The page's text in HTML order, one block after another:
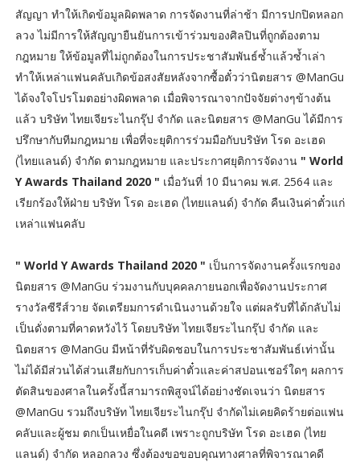
สัญญา ทำให้เกิดข้อมูลผิดพลาด การจัดงานที่ล่าช้า มีการปกปิดหลอก
ลวง ไม่มีการให้สัญญายืนยันการเข้าร่วมของศิลปินที่ถูกต้องตาม
กฎหมาย ให้ข้อมูลที่ไม่ถูกต้องในการประชาสัมพันธ์ซ้ำแล้วซ้ำเล่า
ทำให้เหล่าแฟนคลับเกิดข้อสงสัยหลังจากซื้อตั๋วว่านิตยสาร @ManGu
ได้จงใจโปรโมตอย่างผิดพลาด เมื่อพิจารณาจากปัจจัยต่างๆข้างต้น
แล้ว บริษัท ไทยเจียระไนกรุ๊ป จำกัด และนิตยสาร @ManGu ได้มีการ
ปรึกษากับทีมกฎหมาย เพื่อที่จะยุติการร่วมมือกับบริษัท โรด อะเฮด
(ไทยแลนด์) จำกัด ตามกฎหมาย และประกาศยุติการจัดงาน " World
Y Awards Thailand 2020 " เมื่อวันที่ 10 มีนาคม พ.ศ. 2564 และ
เรียกร้องให้ฝ่าย บริษัท โรด อะเฮด (ไทยแลนด์) จำกัด คืนเงินค่าตั๋วแก่
เหล่าแฟนคลับ
" World Y Awards Thailand 2020 " เป็นการจัดงานครั้งแรกของ
นิตยสาร @ManGu ร่วมงานกับบุคคลภายนอกเพื่อจัดงานประกาศ
รางวัลซีรีส์วาย จัดเตรียมการดำเนินงานด้วยใจ แต่ผลรับที่ได้กลับไม่
เป็นดั่งตามที่คาดหวังไว้ โดยบริษัท ไทยเจียระไนกรุ๊ป จำกัด และ
นิตยสาร @ManGu มีหน้าที่รับผิดชอบในการประชาสัมพันธ์เท่านั้น
ไม่ได้มีส่วนได้ส่วนเสียกับการเก็บค่าตั๋วและค่าสปอนเชอร์ใดๆ ผลการ
ตัดสินของศาลในครั้งนี้สามารถพิสูจน์ได้อย่างชัดเจนว่า นิตยสาร
@ManGu รวมถึงบริษัท ไทยเจียระไนกรุ๊ป จำกัดไม่เคยคิดร้ายต่อแฟน
คลับและผู้ชม ตกเป็นเหยื่อในคดี เพราะถูกบริษัท โรด อะเฮด (ไทย
แลนด์) จำกัด หลอกลวง ซึ่งต้องขอขอบคุณทางศาลที่พิจารณาคดี